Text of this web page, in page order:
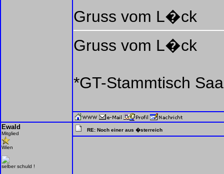
Gruss vom L�ck
Gruss vom L�ck
*GT-Stammtisch
Ewald
Mitglied
Wien
selber schuld !
RE: Noch einer aus �sterreich